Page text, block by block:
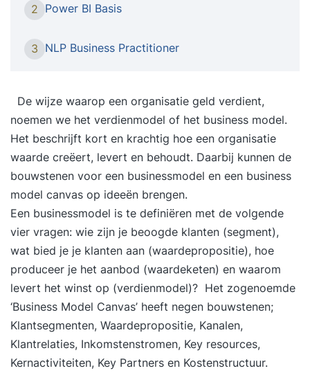
om BI-initiatieven in uw organisatie beter te
inzicht in geldende theorieën en opvattingen.
Daarnaast leert u de theorie toepassen met
behulp van een case. Tijdens de cursus werkt u
aan oefeningen op basis van een case. Door het
maken en bespreken van de oefeningen kunt u
voor uzelf bepalen of u de theorie goed begrijpt.
Deze cursus is onderdeel van de cursus Business
Intelligence & Data Warehouse Concepten. Bent u
geïnteresseerd in de wijze waarop u ontwerpen
moet maken van Data Warehouses
(stermodelleren) en welke technieken u ter
beschikking staan? Schrijf u dan in voor de
cursus Business Intelligence & Data Warehouse
Concepten. DoelgroepDeze cursus is bedoeld
voor iedereen die vanuit zijn of haar rol en
verantwoordelijkheid in de organisatie te maken
2 Power BI Basis
3 NLP Business Practitioner
De wijze waarop een organisatie geld verdient,
noemen we het verdienmodel of het business model.
Het beschrijft kort en krachtig hoe een organisatie
waarde creëert, levert en behoudt. Daarbij kunnen de
bouwstenen voor een businessmodel en een business
model canvas op ideeën brengen.
Een businessmodel is te definiëren met de volgende
vier vragen: wie zijn je beoogde klanten (segment),
wat bied je je klanten aan (waardepropositie), hoe
produceer je het aanbod (waardeketen) en waarom
levert het winst op (verdienmodel)? Het zogenoemde
‘Business Model Canvas’ heeft negen bouwstenen;
Klantsegmenten, Waardepropositie, Kanalen,
Klantrelaties, Inkomstenstromen, Key resources,
Kernactiviteiten, Key Partners en Kostenstructuur.